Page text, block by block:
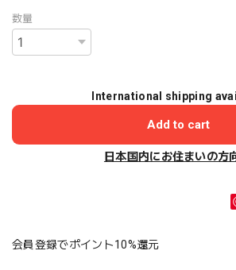
数量
International shipping
Add to cart
日本国内にお住まいの方
会員登録でポイント10%還元